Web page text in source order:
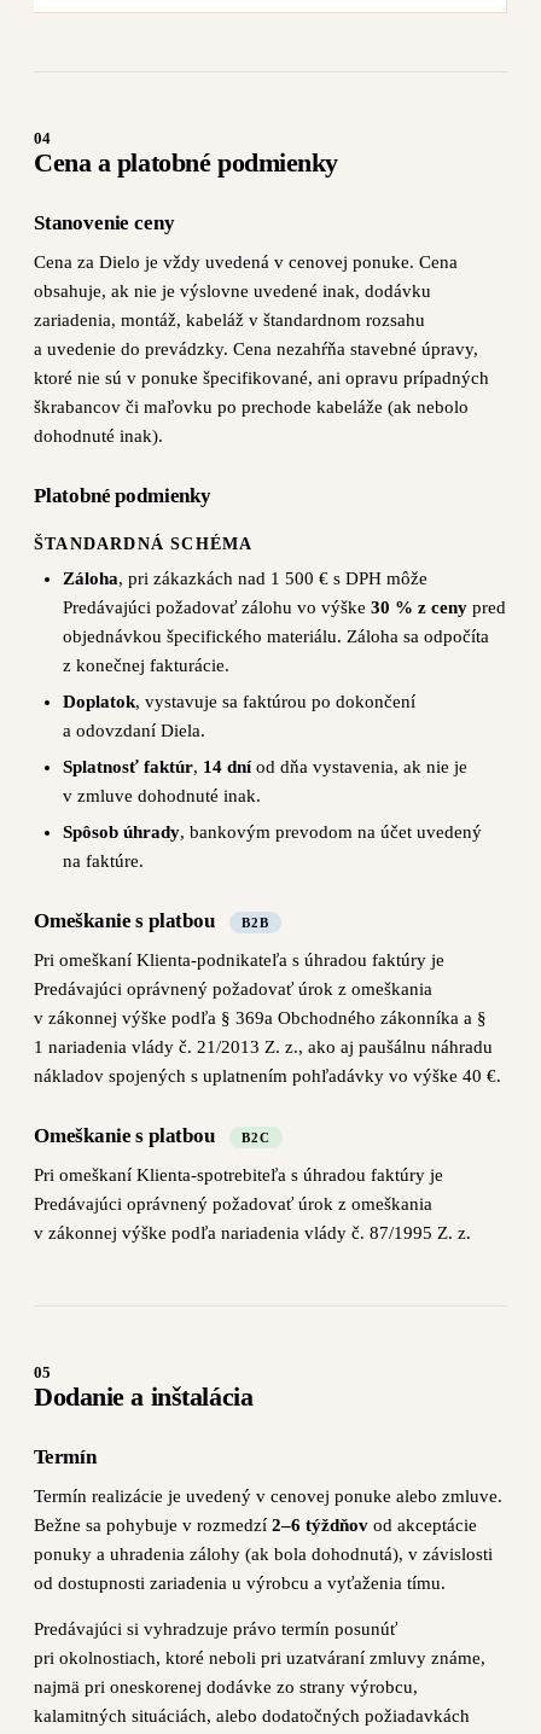
04
Cena a platobné podmienky
Stanovenie ceny
Cena za Dielo je vždy uvedená v cenovej ponuke. Cena
obsahuje, ak nie je výslovne uvedené inak, dodávku
zariadenia, montáž, kabeláž v štandardnom rozsahu
a uvedenie do prevádzky. Cena nezahŕňa stavebné úpravy,
ktoré nie sú v ponuke špecifikované, ani opravu prípadných
škrabancov či maľovku po prechode kabeláže (ak nebolo
dohodnuté inak).
Platobné podmienky
ŠTANDARDNÁ SCHÉMA
Záloha, pri zákazkách nad 1 500 € s DPH môže
Predávajúci požadovať zálohu vo výške 30 % z ceny pred
objednávkou špecifického materiálu. Záloha sa odpočíta
z konečnej fakturácie.
Doplatok, vystavuje sa faktúrou po dokončení
a odovzdaní Diela.
Splatnosť faktúr, 14 dníod dňa vystavenia, ak nie je
v zmluve dohodnuté inak.
Spôsob úhrady, bankovým prevodom na účet uvedený
na faktúre.
Omeškanie s platbou B2B
Pri omeškaní Klienta-podnikateľa s úhradou faktúry je
Predávajúci oprávnený požadovať úrok z omeškania
v zákonnej výške podľa § 369a Obchodného zákonníka a §
1 nariadenia vlády č. 21/2013 Z. z., ako aj paušálnu náhradu
nákladov spojených s uplatnením pohľadávky vo výške 40 €.
Omeškanie s platbou B2C
Pri omeškaní Klienta-spotrebiteľa s úhradou faktúry je
Predávajúci oprávnený požadovať úrok z omeškania
v zákonnej výške podľa nariadenia vlády č. 87/1995 Z. z.
05
Dodanie a inštalácia
Termín
Termín realizácie je uvedený v cenovej ponuke alebo zmluve.
Bežne sa pohybuje v rozmedzí 2–6 týždňov od akceptácie
ponuky a uhradenia zálohy (ak bola dohodnutá), v závislosti
od dostupnosti zariadenia u výrobcu a vyťaženia tímu.
Predávajúci si vyhradzuje právo termín posunúť
pri okolnostiach, ktoré neboli pri uzatváraní zmluvy známe,
najmä pri oneskorenej dodávke zo strany výrobcu,
kalamitných situáciách, alebo dodatočných požiadavkách